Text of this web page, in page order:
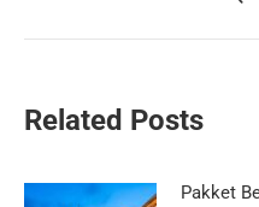
Related Posts
Pakket